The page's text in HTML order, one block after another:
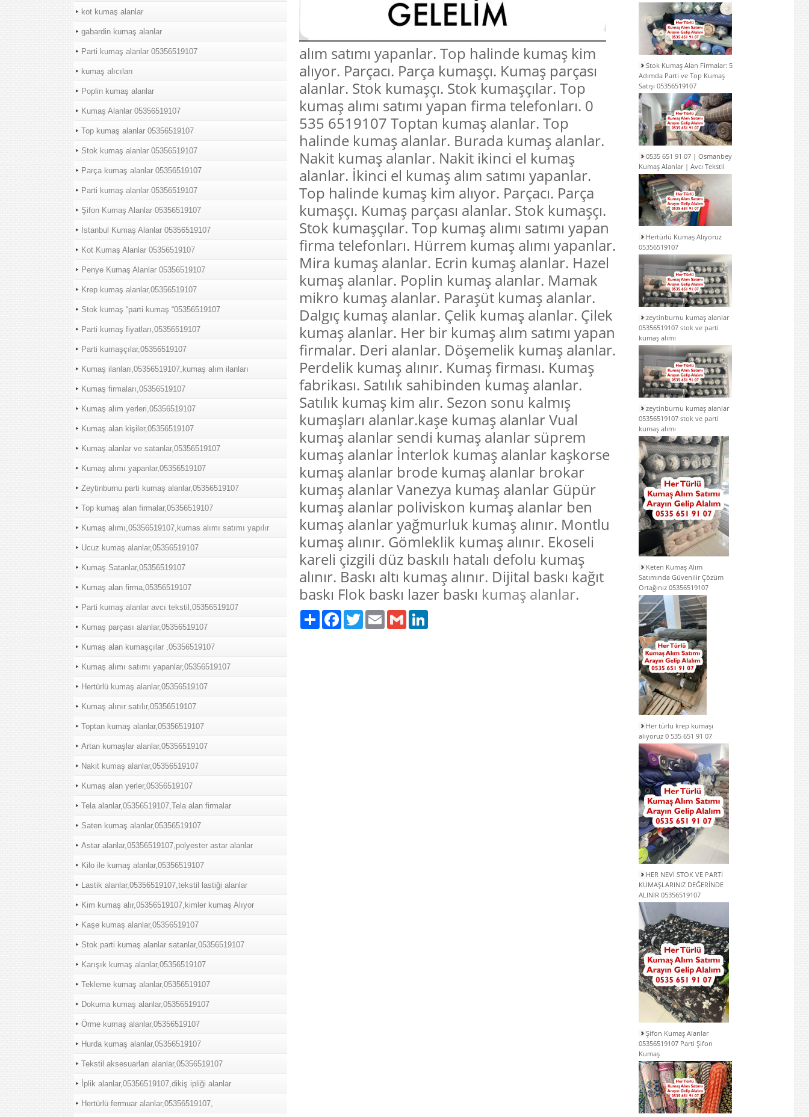
kot kumaş alanlar
gabardin kumaş alanlar
Parti kumaş alanlar 05356519107
kumaş alıcıları
Poplin kumaş alanlar
Kumaş Alanlar 05356519107
Top kumaş alanlar 05356519107
Stok kumaş alanlar 05356519107
Parça kumaş alanlar 05356519107
Parti kumaş alanlar 05356519107
Şifon Kumaş Alanlar 05356519107
İstanbul Kumaş Alanlar 05356519107
Kot Kumaş Alanlar 05356519107
Penye Kumaş Alanlar 05356519107
Krep kumaş alanlar,05356519107
Stok kumaş “parti kumaş “05356519107
Parti kumaş fiyatları,05356519107
Parti kumaşçılar,05356519107
Kumaş ilanları,05356519107,kumaş alım ilanları
Kumaş firmaları,05356519107
Kumaş alım yerleri,05356519107
Kumaş alan kişiler,05356519107
Kumaş alanlar ve satanlar,05356519107
Kumaş alımı yapanlar,05356519107
Zeytinburnu parti kumaş alanlar,05356519107
Top kumaş alan firmalar,05356519107
Kumaş alımı,05356519107,kumas alımı satımı yapılır
Ucuz kumaş alanlar,05356519107
Kumaş Satanlar,05356519107
Kumaş alan firma,05356519107
Parti kumaş alanlar avcı tekstil,05356519107
Kumaş parçası alanlar,05356519107
Kumaş alan kumaşçılar ,05356519107
Kumaş alımı satımı yapanlar,05356519107
Hertürlü kumaş alanlar,05356519107
Kumaş alınır satılır,05356519107
Toptan kumaş alanlar,05356519107
Artan kumaşlar alanlar,05356519107
Nakit kumaş alanlar,05356519107
Kumaş alan yerler,05356519107
Tela alanlar,05356519107,Tela alan firmalar
Saten kumaş alanlar,05356519107
Astar alanlar,05356519107,polyester astar alanlar
Kilo ile kumaş alanlar,05356519107
Lastik alanlar,05356519107,tekstil lastiği alanlar
Kim kumaş alır,05356519107,kimler kumaş Alıyor
Kaşe kumaş alanlar,05356519107
Stok parti kumaş alanlar satanlar,05356519107
Karışık kumaş alanlar,05356519107
Tekleme kumaş alanlar,05356519107
Dokuma kumaş alanlar,05356519107
Örme kumaş alanlar,05356519107
Hurda kumaş alanlar,05356519107
Tekstil aksesuarları alanlar,05356519107
İplik alanlar,05356519107,dikiş ipliği alanlar
Hertürlü fermuar alanlar,05356519107,
alım satımı yapanlar. Top halinde kumaş kim
alıyor. Parçacı. Parça kumaşçı. Kumaş parçası
alanlar. Stok kumaşçı. Stok kumaşçılar. Top
kumaş alımı satımı yapan firma telefonları. 0
535 6519107 Toptan kumaş alanlar. Top
halinde kumaş alanlar. Burada kumaş alanlar.
Nakit kumaş alanlar. Nakit ikinci el kumaş
alanlar. İkinci el kumaş alım satımı yapanlar.
Top halinde kumaş kim alıyor. Parçacı. Parça
kumaşçı. Kumaş parçası alanlar. Stok kumaşçı.
Stok kumaşçılar. Top kumaş alımı satımı yapan
firma telefonları. Hürrem kumaş alımı yapanlar.
Mira kumaş alanlar. Ecrin kumaş alanlar. Hazel
kumaş alanlar. Poplin kumaş alanlar. Mamak
mikro kumaş alanlar. Paraşüt kumaş alanlar.
Dalgıç kumaş alanlar. Çelik kumaş alanlar. Çilek
kumaş alanlar. Her bir kumaş alım satımı yapan
firmalar. Deri alanlar. Döşemelik kumaş alanlar.
Perdelik kumaş alınır. Kumaş firması. Kumaş
fabrikası. Satılık sahibinden kumaş alanlar.
Satılık kumaş kim alır. Sezon sonu kalmış
kumaşları alanlar.kaşe kumaş alanlar Vual
kumaş alanlar sendi kumaş alanlar süprem
kumaş alanlar İnterlok kumaş alanlar kaşkorse
kumaş alanlar brode kumaş alanlar brokar
kumaş alanlar Vanezya kumaş alanlar Güpür
kumaş alanlar poliviskon kumaş alanlar ben
kumaş alanlar yağmurluk kumaş alınır. Montlu
kumaş alınır. Gömleklik kumaş alınır. Ekoseli
kareli çizgili düz baskılı hatalı defolu kumaş
alınır. Baskı altı kumaş alınır. Dijital baskı kağıt
baskı Flok baskı lazer baskı kumaş alanlar.
Paylaş FacebookTwitter Email Gmail
Stok Kumaş Alan Firmalar: 5
Adımda Parti ve Top Kumaş
Satışı 05356519107
0535 651 91 07 | Osmanbey
Kumaş Alanlar | Avcı Tekstil
Hertürlü Kumaş Alıyoruz
05356519107
zeytinburnu kumaş alanlar
05356519107 stok ve parti
kumaş alımı
zeytinburnu kumaş alanlar
05356519107 stok ve parti
kumaş alımı
Keten Kumaş Alım
Satımında Güvenilir Çözüm
Ortağınız 05356519107
Her türlü krep kumaşı
alıyoruz 0 535 651 91 07
HER NEVİ STOK VE PARTİ
KUMAŞLARINIZ DEĞERİNDE
ALINIR 05356519107
Şifon Kumaş Alanlar
05356519107 Parti Şifon
Kumaş